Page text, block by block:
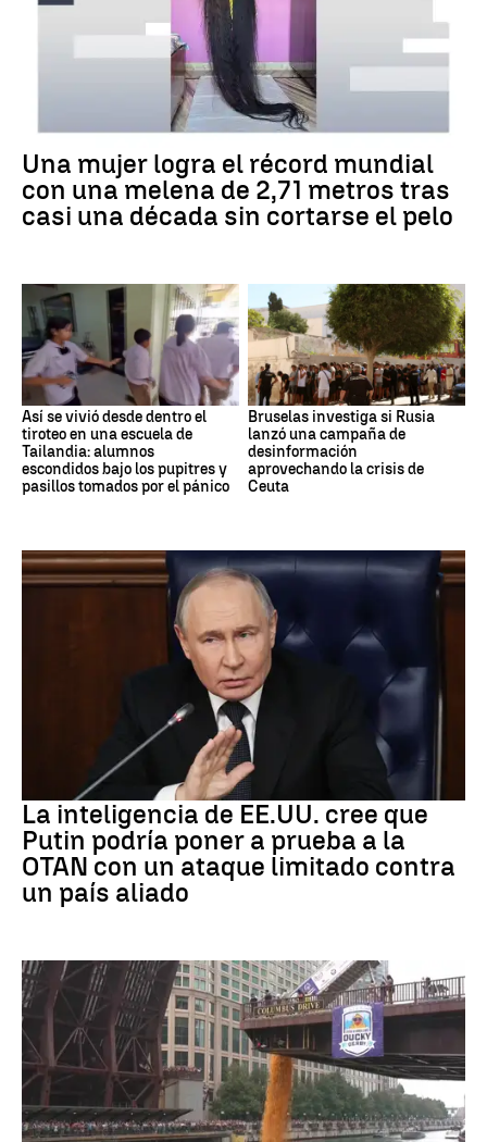
Una mujer logra el récord mundial
con una melena de 2,71 metros tras
casi una década sin cortarse el pelo
Así se vivió desde dentro el
tiroteo en una escuela de
Tailandia: alumnos
escondidos bajo los pupitres y
pasillos tomados por el pánico
Bruselas investiga si Rusia
lanzó una campaña de
desinformación
aprovechando la crisis de
Ceuta
La inteligencia de EE.UU. cree que
Putin podría poner a prueba a la
OTAN con un ataque limitado contra
un país aliado